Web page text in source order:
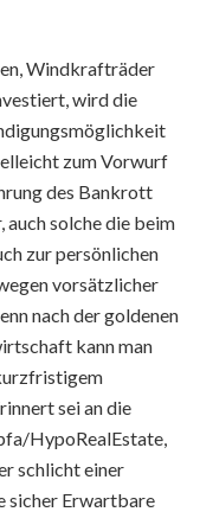
Windkrafträder
wird die
zum Vorwurf
des Bankrott
auch solche die beim
zur persönlichen
vorsätzlicher
nach der goldenen
kann man
sei an die
HypoRealEstate,
schlicht einer
sicher Erwartbare